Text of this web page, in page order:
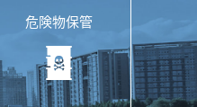
危険物保管